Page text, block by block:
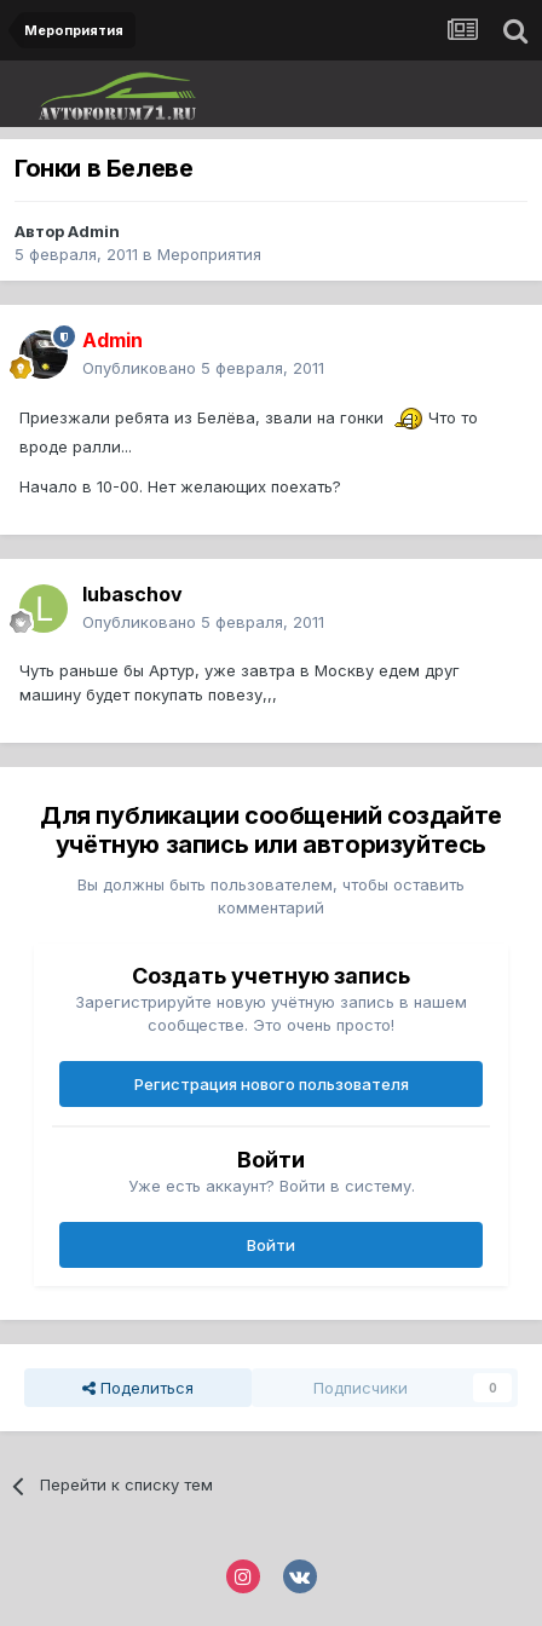
Мероприятия
Гонки в Белеве
АвторAdmin
5 февраля, 2011 в Мероприятия
Admin
Опубликовано 5 февраля, 2011
Приезжали ребята из Белёва, звали на гонки
Что то
вроде ралли...
Начало в 10-00. Нет желающих поехать?
lubaschov
Опубликовано 5 февраля, 2011
Чуть раньше бы Артур, уже завтра в Москву едем друг
машину будет покупать повезу,,,
Для публикации сообщений создайте
учётную запись или авторизуйтесь
Вы должны быть пользователем, чтобы оставить
комментарий
Создать учетную запись
Зарегистрируйте новую учётную запись в нашем
сообществе. Это очень просто!
Регистрация нового пользователя
Войти
Уже есть аккаунт? Войти в систему.
Войти
Поделиться Подписчики 0
Перейти к списку тем